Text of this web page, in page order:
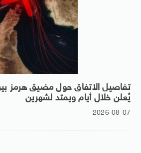
تفاصيل الاتفاق حول مضيق هرمز
يُعلن خلال أيام ويمتد لشهرين
2026-08-07